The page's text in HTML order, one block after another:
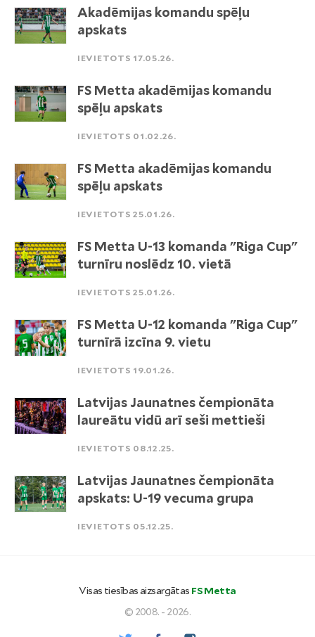
Akadēmijas komandu spēļu
apskats
IEVIETOTS 17.05.26.
FS Metta akadēmijas komandu
spēļu apskats
IEVIETOTS 01.02.26.
FS Metta akadēmijas komandu
spēļu apskats
IEVIETOTS 25.01.26.
FS Metta U-13 komanda "Riga Cup"
turnīru noslēdz 10. vietā
IEVIETOTS 25.01.26.
FS Metta U-12 komanda "Riga Cup"
turnīrā izcīna 9. vietu
IEVIETOTS 19.01.26.
Latvijas Jaunatnes čempionāta
laureātu vidū arī seši mettieši
IEVIETOTS 08.12.25.
Latvijas Jaunatnes čempionāta
apskats: U-19 vecuma grupa
IEVIETOTS 05.12.25.
Visas tiesības aizsargātas FS Metta
© 2008. - 2026.